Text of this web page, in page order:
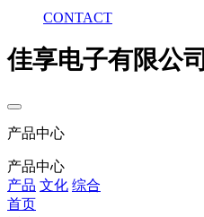
CONTACT
佳享电子有限公司
产品中心
产品中心
产品 文化 综合
首页